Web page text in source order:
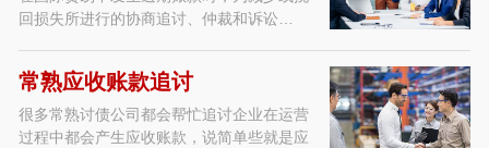
回损失所进行的协商追讨、仲裁和诉讼…
常熟应收账款追讨
很多常熟讨债公司都会帮忙追讨企业在运营
过程中都会产生应收账款，说简单些就是应